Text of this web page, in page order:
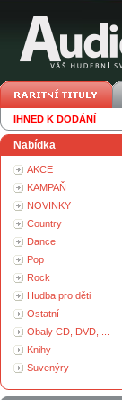
IHNED K DODÁNÍ
Nabídka
AKCE
KAMPAŇ
NOVINKY
Country
Dance
Pop
Rock
Hudba pro děti
Ostatní
Obaly CD, DVD, ...
Knihy
Suvenýry